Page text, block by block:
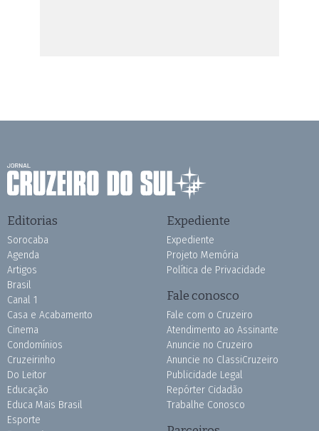
Editorias
Sorocaba
Agenda
Artigos
Brasil
Canal 1
Casa e Acabamento
Cinema
Condomínios
Cruzeirinho
Do Leitor
Educação
Educa Mais Brasil
Esporte
Expediente
Expediente
Projeto Memória
Política de Privacidade
Fale conosco
Fale com o Cruzeiro
Atendimento ao Assinante
Anuncie no Cruzeiro
Anuncie no ClassiCruzeiro
Publicidade Legal
Repórter Cidadão
Trabalhe Conosco